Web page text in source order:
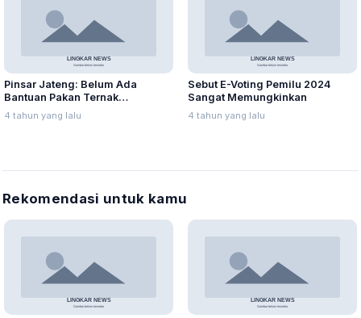
Pinsar Jateng: Belum Ada
Bantuan Pakan Ternak
Bersubsidi dari Pemerintah
4 tahun yang lalu
Sebut E-Voting Pemilu 2024
Sangat Memungkinkan
4 tahun yang lalu
Rekomendasi untuk kamu